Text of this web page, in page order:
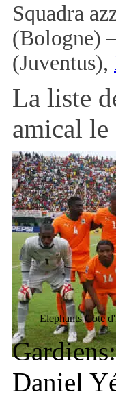
Squadra
(Bologne)
(Juventus),
La liste
amical
Elephants Cote
Daniel